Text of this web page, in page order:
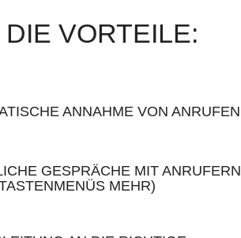
VORTEILE:
ANNAHME VON ANRUFEN
GESPRÄCHE MIT ANRUFERN
MEHR)